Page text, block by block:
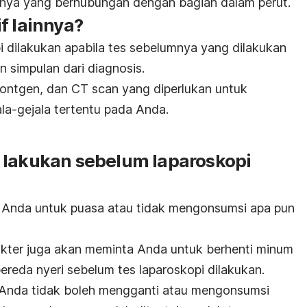
lainnya?
dilakukan apabila tes sebelumnya yang dilakukan
simpulan dari diagnosis.
dan CT scan yang diperlukan untuk
gejala tertentu pada Anda.
sebelum laparoskopi
untuk puasa atau tidak mengonsumsi apa pun
juga akan meminta Anda untuk berhenti minum
nyeri sebelum tes laparoskopi dilakukan.
tidak boleh mengganti atau mengonsumsi